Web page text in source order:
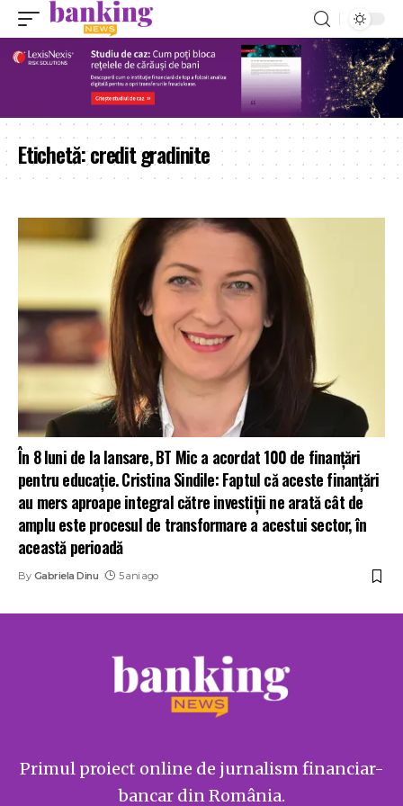
Etichetă:credit gradinite
În 8 luni de la lansare, BT Mic a acordat 100 de finanțări
pentru educație. Cristina Sindile: Faptul că aceste finanțări
au mers aproape integral către investiții ne arată cât de
amplu este procesul de transformare a acestui sector, în
această perioadă
By Gabriela Dinu 5 ani ago
Primul proiect online de jurnalism financiar-
bancar din România.